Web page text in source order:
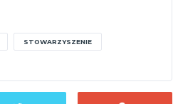
STOWARZYSZENIE